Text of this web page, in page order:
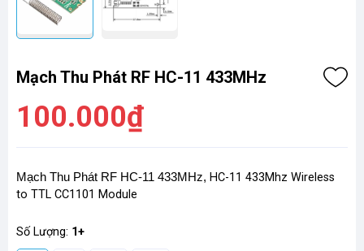
Mạch Thu Phát RF HC-11 433MHz
100.000₫
Mạch Thu Phát RF HC-11 433MHz, HC-11 433Mhz Wireless
to TTL CC1101 Module
Số Lượng: 1+